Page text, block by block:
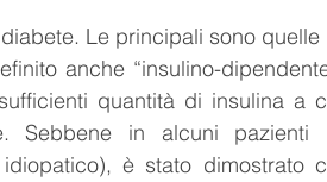
Le principali sono
anche “insulino-
quantità di insulina a
Sebbene in alcuni
è stato dimostrato